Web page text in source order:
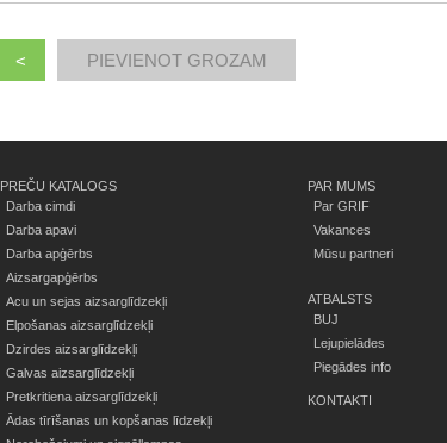
<
PREČU KATALOGS
Darba cimdi
Darba apavi
Darba apģērbs
Aizsargapģērbs
Acu un sejas aizsarglīdzekļi
Elpošanas aizsarglīdzekļi
Dzirdes aizsarglīdzekļi
Galvas aizsarglīdzekļi
Pretkritiena aizsarglīdzekļi
Ādas tīrīšanas un kopšanas līdzekļi
PAR MUMS
Par GRIF
Vakances
Mūsu partneri
ATBALSTS
BUJ
Lejupielādes
Piegādes info
KONTAKTI